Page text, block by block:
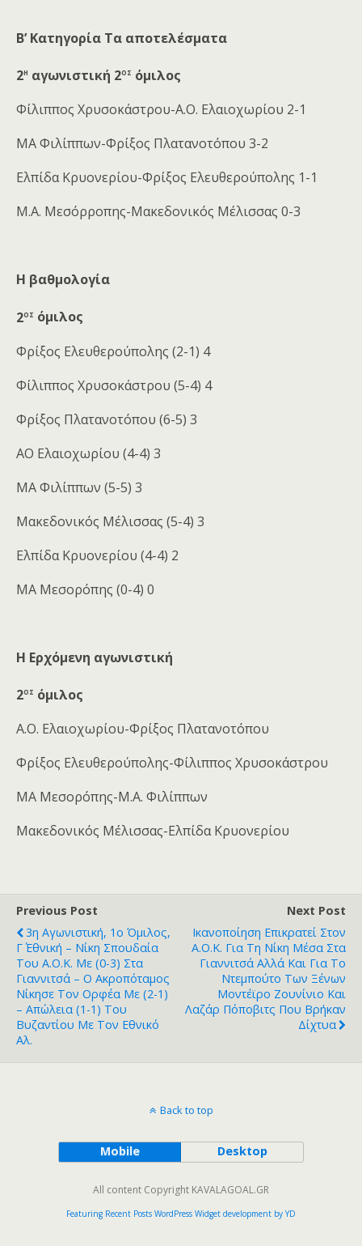
Β’ Κατηγορία Τα αποτελέσματα
2η αγωνιστική 2ος όμιλος
Φίλιππος Χρυσοκάστρου-Α.Ο. Ελαιοχωρίου 2-1
ΜΑ Φιλίππων-Φρίξος Πλατανοτόπου 3-2
Ελπίδα Κρυονερίου-Φρίξος Ελευθερούπολης 1-1
Μ.Α. Μεσόρροπης-Μακεδονικός Μέλισσας 0-3
Η βαθμολογία
2ος όμιλος
Φρίξος Ελευθερούπολης (2-1) 4
Φίλιππος Χρυσοκάστρου (5-4) 4
Φρίξος Πλατανοτόπου (6-5) 3
ΑΟ Ελαιοχωρίου (4-4) 3
ΜΑ Φιλίππων (5-5) 3
Μακεδονικός Μέλισσας (5-4) 3
Ελπίδα Κρυονερίου (4-4) 2
ΜΑ Μεσορόπης (0-4) 0
Η Ερχόμενη αγωνιστική
2ος όμιλος
Α.Ο. Ελαιοχωρίου-Φρίξος Πλατανοτόπου
Φρίξος Ελευθερούπολης-Φίλιππος Χρυσοκάστρου
ΜΑ Μεσορόπης-Μ.Α. Φιλίππων
Μακεδονικός Μέλισσας-Ελπίδα Κρυονερίου
Previous Post
3η Αγωνιστική, 1ο Όμιλος,
Γ΄ Εθνική – Νίκη Σπουδαία
Του Α.Ο.Κ. Με (0-3) Στα
Γιαννιτσά – Ο Ακροπόταμος
Νίκησε Τον Ορφέα Με (2-1)
– Απώλεια (1-1) Του
Βυζαντίου Με Τον Εθνικό
Αλ.
Next Post
Ικανοποίηση Επικρατεί Στον
Α.Ο.Κ. Για Τη Νίκη Μέσα Στα
Γιαννιτσά Αλλά Και Για Το
Ντεμπούτο Των Ξένων
Μοντέϊρο Ζουνίνιο Και
Λαζάρ Πόποβιτς Που Βρήκαν
Δίχτυα
Back to top
Mobile Desktop
All content Copyright KAVALAGOAL.GR
Featuring Recent Posts WordPress Widget development by YD